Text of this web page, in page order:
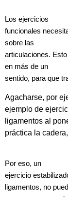
Los ejercicios
funcionales
sobre las
articulaciones.
en más de un
sentido, para que
Agacharse, por
ejemplo de
ligamentos al
práctica la
Por eso, un
ejercicio
ligamentos, no